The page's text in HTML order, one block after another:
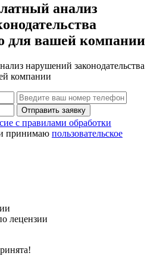
анализ
для вашей компании
нарушений законодательства
компании
Отправить заявку
с правилами обработки
принимаю пользовательское
лецензии